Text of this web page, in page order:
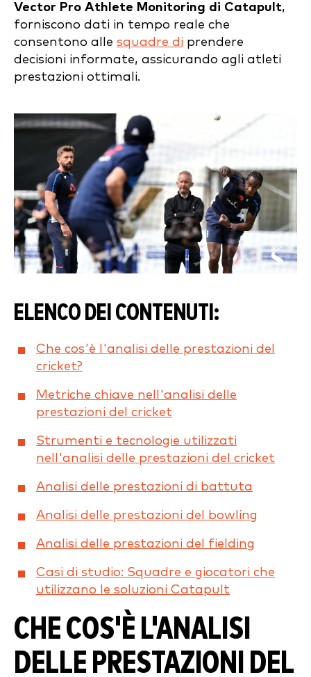
Vector Pro Athlete Monitoring di Catapult,
forniscono dati in tempo reale che
consentono alle squadre di prendere
decisioni informate, assicurando agli atleti
prestazioni ottimali.
ELENCO DEI CONTENUTI:
Che cos'è l'analisi delle prestazioni del
cricket?
Metriche chiave nell'analisi delle
prestazioni del cricket
Strumenti e tecnologie utilizzati
nell'analisi delle prestazioni del cricket
Analisi delle prestazioni di battuta
Analisi delle prestazioni del bowling
Analisi delle prestazioni del fielding
Casi di studio: Squadre e giocatori che
utilizzano le soluzioni Catapult
CHE COS'È L'ANALISI
DELLE PRESTAZIONI DEL